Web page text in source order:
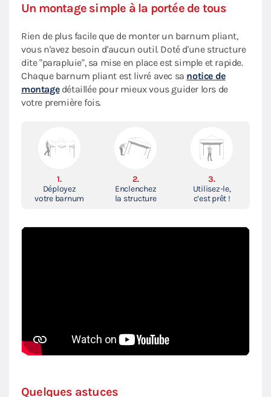
Un montage simple à la portée de tous
Rien de plus facile que de monter un barnum pliant,
vous n'avez besoin d'aucun outil. Doté d'une structure
dite "parapluie", sa mise en place est simple et rapide.
Chaque barnum pliant est livré avec sa notice de
montagedétaillée pour mieux vous guider lors de
votre première fois.
1.
Déployez
votre barnum
2.
Enclenchez
la structure
3.
Utilisez-le,
c’est prêt !
Quelques astuces